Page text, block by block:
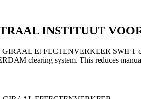
INSTITUUT
EFFECTENVERKEER SWIFT
clearing system. This reduces